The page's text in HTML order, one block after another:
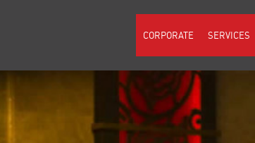
CORPORATE SERVICES